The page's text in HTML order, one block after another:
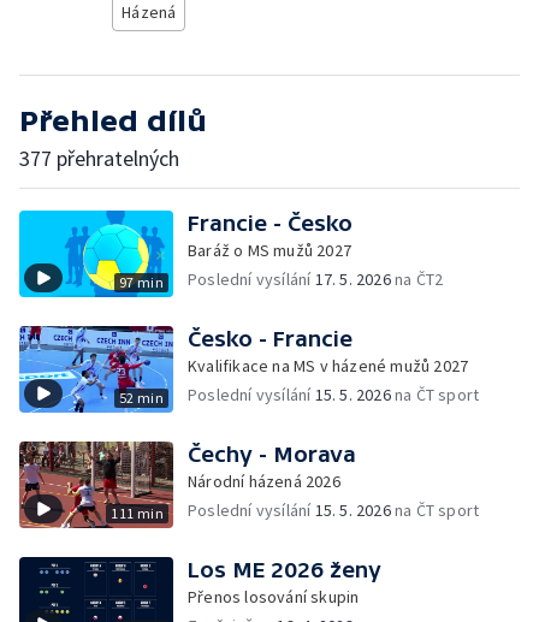
Házená
Přehled dílů
377 přehratelných
97 min
Francie - Česko
Baráž o MS mužů 2027
Poslední vysílání17. 5. 2026na ČT2
52 min
Česko - Francie
Kvalifikace na MS v házené mužů 2027
Poslední vysílání15. 5. 2026na ČT sport
111 min
Čechy - Morava
Národní házená 2026
Poslední vysílání15. 5. 2026na ČT sport
Los ME 2026 ženy
Přenos losování skupin